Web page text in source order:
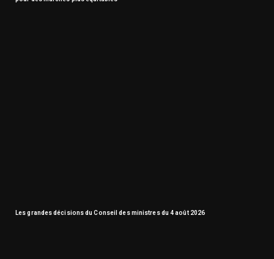
Les grandes décisions du Conseil des ministres du 4 août 2026